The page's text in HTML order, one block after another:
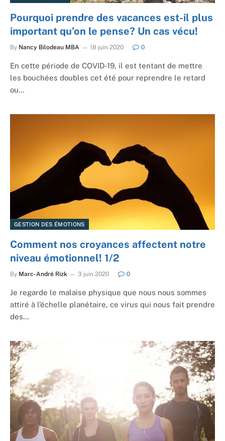
Pourquoi prendre des vacances est-il plus
important qu’on le pense? Un cas vécu!
By Nancy Bilodeau MBA 18 juin 2020 0
En cette période de COVID-19, il est tentant de mettre
les bouchées doubles cet été pour reprendre le retard
ou…
GESTION DES ÉMOTIONS
Comment nos croyances affectent notre
niveau émotionnel! 1/2
By Marc-André Rizk 3 juin 2020 0
Je regarde le malaise physique que nous nous sommes
attiré à l’échelle planétaire, ce virus qui nous fait prendre
des…